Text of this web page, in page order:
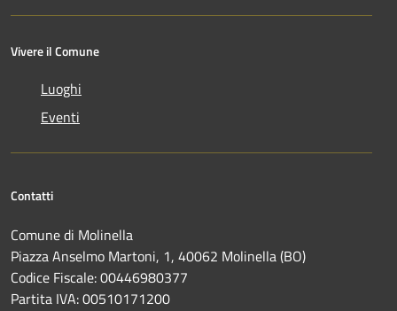
Vivere il Comune
Luoghi
Eventi
Contatti
Comune di Molinella
Piazza Anselmo Martoni, 1, 40062 Molinella (BO)
Codice Fiscale: 00446980377
Partita IVA: 00510171200